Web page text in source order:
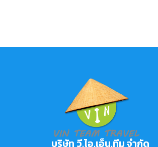
บริษัท วี.ไอ.เอ็น.ทีม จำกัด